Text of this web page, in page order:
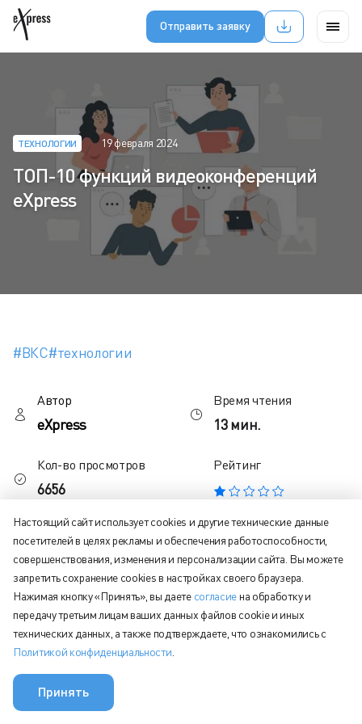
Отправить заявку
ТЕХНОЛОГИИ 19 февраля 2024
ТОП-10 функций видеоконференций
eXpress
#ВКС#технологии
Автор
eXpress
Время чтения
13 мин.
Кол-во просмотров
6656
Рейтинг
Содержание статьи:
Индивидуальные звонки
Видеоконференции на 256 участников
Мгновенные конференции
Планирование конференций
Присоединение по ссылке
Поднятие руки
Настоящий сайт использует cookies и другие технические данные
посетителей в целях рекламы и обеспечения работоспособности,
совершенствования, изменения и персонализации сайта. Вы можете
запретить сохранение cookies в настройках своего браузера.
Нажимая кнопку «Принять», вы даете согласие на обработку и
передачу третьим лицам ваших данных файлов cookie и иных
технических данных, а также подтверждаете, что ознакомились с
Политикой конфиденциальности
Принять